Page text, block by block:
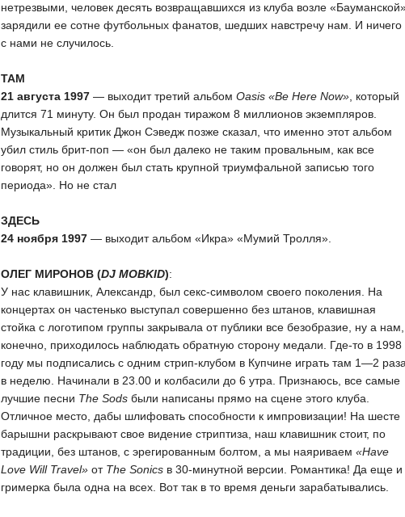
нетрезвыми, человек десять возвращавшихся из клуба возле
зарядили ее сотне футбольных фанатов, шедших навстречу нам. И ничего
с нами не случилось.
ТАМ
21 августа 1997 — выходит третий альбом Oasis «Be Here Now» , который
длится 71 минуту. Он был продан тиражом 8 миллионов экземпляров.
Музыкальный критик Джон Сэведж позже сказал, что именно этот альбом
убил стиль брит-поп — «он был далеко не таким провальным, как все
говорят, но он должен был стать крупной триумфальной записью того
периода». Но не стал
ЗДЕСЬ
24 ноября 1997 — выходит альбом «Икра» «Мумий Тролля».
ОЛЕГ МИРОНОВ (DJ MOBKID):
У нас клавишник, Александр, был секс-символом своего поколения. На
концертах он частенько выступал совершенно без штанов, клавишная
стойка с логотипом группы закрывала от публики все безобразие, ну а нам,
конечно, приходилось наблюдать обратную сторону медали. Где-то в 1998
году мы подписались с одним стрип-клубом в Купчине играть там 1—2
в неделю. Начинали в 23.00 и колбасили до 6 утра. Признаюсь, все самые
лучшие песни The Sods были написаны прямо на сцене этого клуба.
Отличное место, дабы шлифовать способности к импровизации! На шесте
барышни раскрывают свое видение стриптиза, наш клавишник стоит, по
традиции, без штанов, с эрегированным болтом, а мы наяриваем «Have
Love Will Travel» от The Sonics в 30-минутной версии. Романтика! Да еще и
гримерка была одна на всех. Вот так в то время деньги зарабатывались.